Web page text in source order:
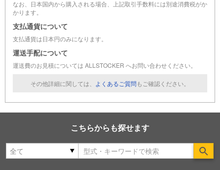
なお、日本国内から購入される場合、上記取引手数料には別途消費税がか
かります。
支払通貨について
支払通貨は日本円のみになります。
運送手配について
運送費のお見積については ALLSTOCKER へお問い合わせください。
その他詳細に関しては、 よくあるご質問もご確認ください。
こちらからも探せます